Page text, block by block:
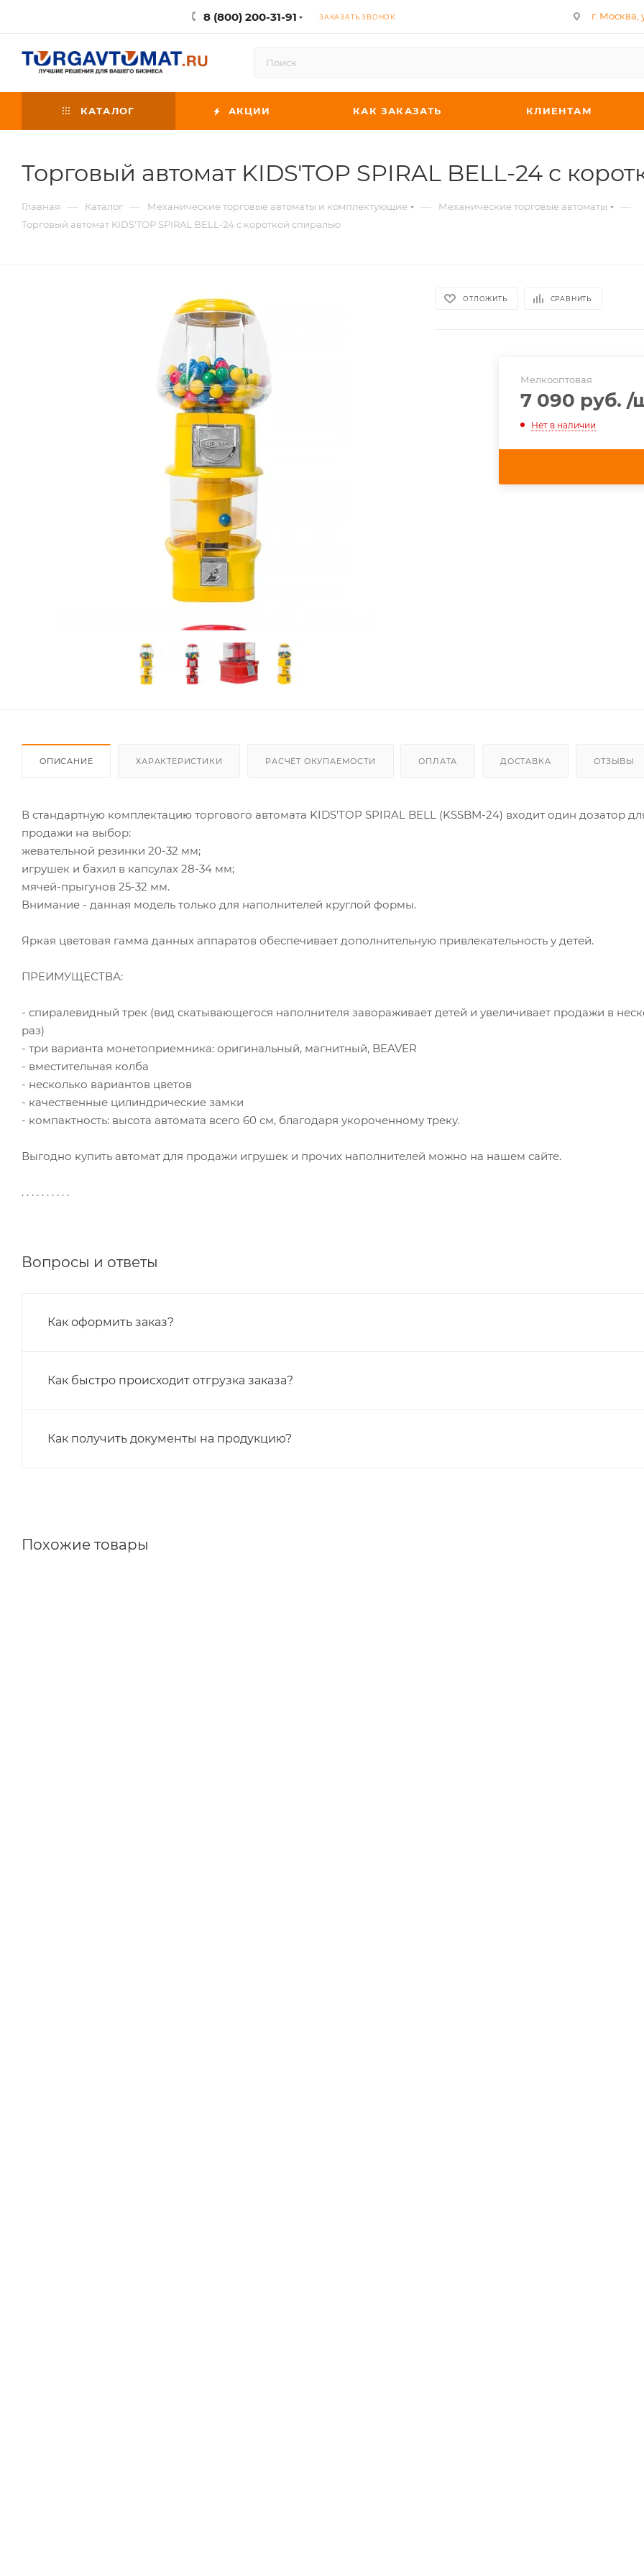
8 (800) 200-31-91 ЗАКАЗАТЬ ЗВОНОК г. Москва,
КАТАЛОГ АКЦИИ КАК ЗАКАЗАТЬ КЛИЕНТАМ
Торговый автомат KIDS'TOP SPIRAL BELL-24 с
Главная — Каталог — Механические торговые автоматы и комплектующие — Механические торговые автоматы —
Торговый автомат KIDS'TOP SPIRAL BELL-24 с короткой спиралью
ОТЛОЖИТЬ СРАВНИТЬ
Мелкооптовая
7 090 руб. /
Нет в наличии
ОПИСАНИЕ ХАРАКТЕРИСТИКИ РАСЧЁТ ОКУПАЕМОСТИ ОПЛАТА ДОСТАВКА ОТЗЫВЫ
В стандартную комплектацию торгового автомата KIDS'TOP SPIRAL BELL (KSSBM-24) входит один дозатор
продажи на выбор:
жевательной резинки 20-32 мм;
игрушек и бахил в капсулах 28-34 мм;
мячей-прыгунов 25-32 мм.
Внимание - данная модель только для наполнителей круглой формы.
Яркая цветовая гамма данных аппаратов обеспечивает дополнительную привлекательность у детей.
ПРЕИМУЩЕСТВА:
- спиралевидный трек (вид скатывающегося наполнителя завораживает детей и увеличивает продажи в
раз)
- три варианта монетоприемника: оригинальный, магнитный, BEAVER
- вместительная колба
- несколько вариантов цветов
- качественные цилиндрические замки
- компактность: высота автомата всего 60 см, благодаря укороченному треку.
Выгодно купить автомат для продажи игрушек и прочих наполнителей можно на нашем сайте.
. . . . . . . . . .
Вопросы и ответы
Как оформить заказ?
Как быстро происходит отгрузка заказа?
Как получить документы на продукцию?
Похожие товары